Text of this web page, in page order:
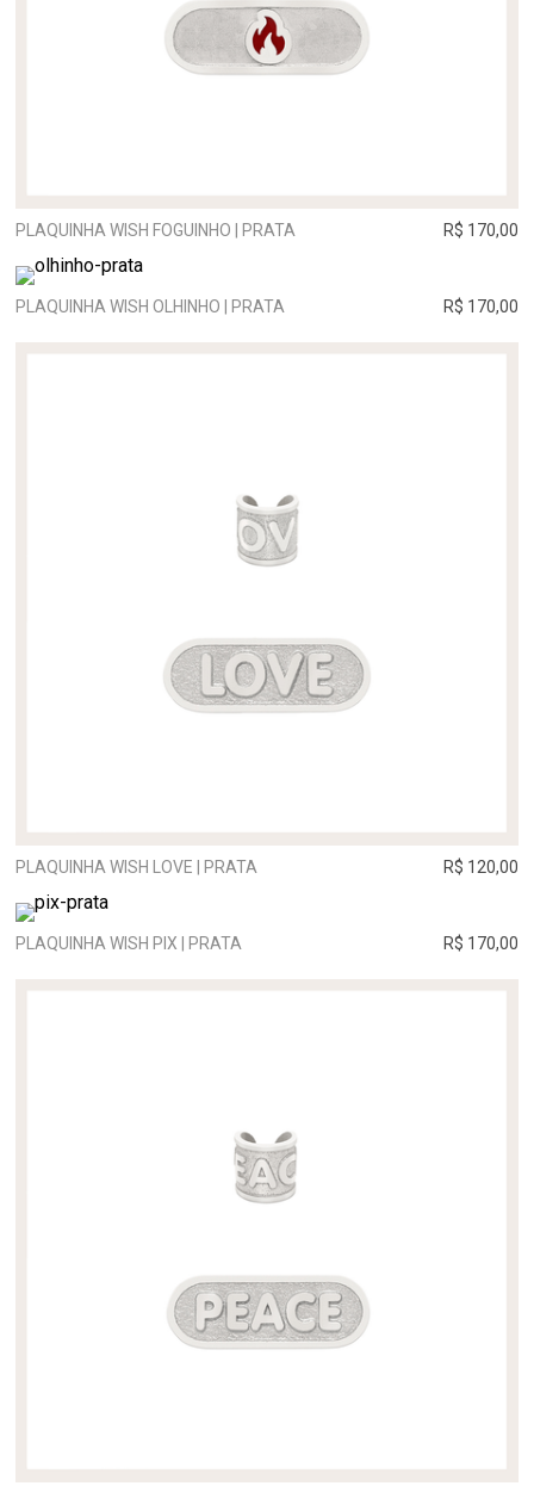
PLAQUINHA WISH FOGUINHO | PRATA R$ 170,00
PLAQUINHA WISH OLHINHO | PRATA R$ 170,00
PLAQUINHA WISH LOVE | PRATA R$ 120,00
PLAQUINHA WISH PIX | PRATA R$ 170,00